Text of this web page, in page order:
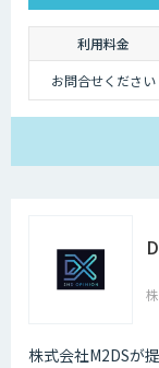
【プレミアム】
アドバンスの内容に加
え、より高度なカスタ
マイズ（高精度AI
習・フォロー支援）に
対応するプラン。
応など、個別要件に
詳しくはお問い合
ください。
利用料金
お問合せください
株式会社M2DSが